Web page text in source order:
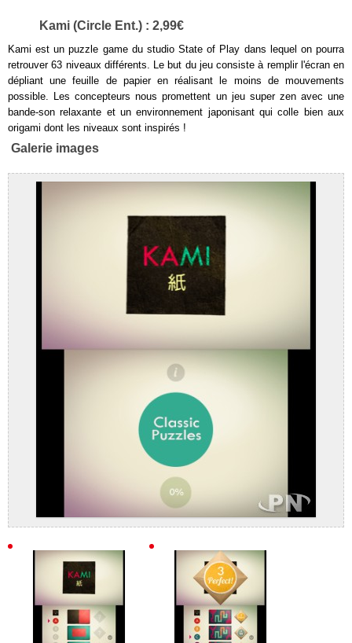
Kami (Circle Ent.) : 2,99€
Kami est un puzzle game du studio State of Play dans lequel on pourra
retrouver 63 niveaux différents. Le but du jeu consiste à remplir l'écran en
dépliant une feuille de papier en réalisant le moins de mouvements
possible. Les concepteurs nous promettent un jeu super zen avec une
bande-son relaxante et un environnement japonisant qui colle bien aux
origami dont les niveaux sont inspirés !
Galerie images